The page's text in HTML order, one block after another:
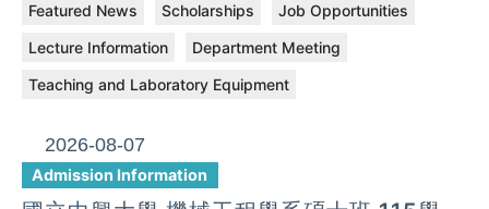
Featured News
Scholarships
Job Opportunities
Lecture Information
Department Meeting
Teaching and Laboratory Equipment
2026-08-07
Admission Information